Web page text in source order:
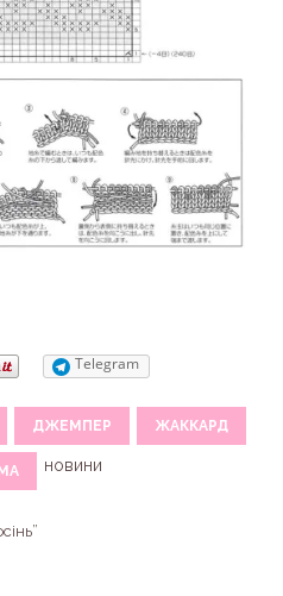
Telegram
ДЖЕМПЕР ЖАККАРД
новини